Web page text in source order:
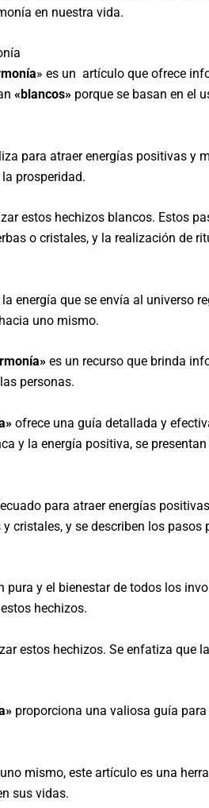
en nuestra vida.
» es un artículo que ofrece
«blancos» porque se basan en el
para atraer energías positivas y
prosperidad.
estos hechizos blancos. Estos
o cristales, y la realización de
energía que se envía al universo
uno mismo.
es un recurso que brinda
personas.
ofrece una guía detallada y
y la energía positiva, se
para atraer energías
cristales, y se describen los pasos
y el bienestar de todos los
hechizos.
estos hechizos. Se enfatiza que
proporciona una valiosa guía
mismo, este artículo es una
sus vidas.